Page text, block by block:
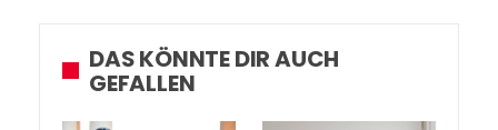
DAS KÖNNTE DIR AUCH
GEFALLEN